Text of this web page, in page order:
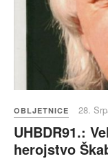
OBLJETNICE 28.
UHBDR91.:
herojstvo